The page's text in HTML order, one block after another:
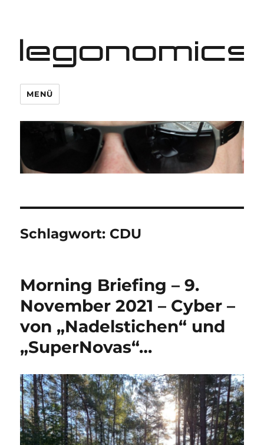
legonomics
MENÜ
Schlagwort: CDU
Morning Briefing – 9.
November 2021 – Cyber –
von „Nadelstichen“ und
„SuperNovas“…